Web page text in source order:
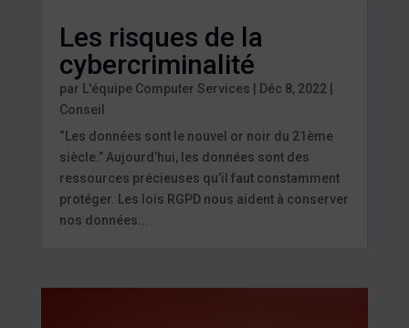
Les risques de la
cybercriminalité
par L'équipe Computer Services Déc 8, 2022|
Conseil
“Les données sont le nouvel or noir du 21ème
siècle.” Aujourd’hui, les données sont des
ressources précieuses qu’il faut constamment
protéger. Les lois RGPD nous aident à conserver
nos données...